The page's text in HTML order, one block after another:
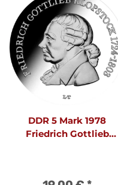
DDR 5 Mark 1978
Friedrich Gottlieb